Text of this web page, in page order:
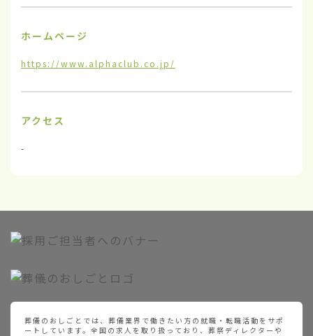
ホームページ
https://www.alphaclub.co.jp/
アクセス
-
葬儀のおしごとでは、葬儀業界で働きたい方の就職・転職活動をサポ
ートしています。全国の求人を取り扱っており、葬祭ディレクターや